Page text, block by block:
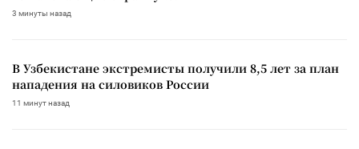
3 минуты назад
В Узбекистане экстремисты получили 8,5 лет за план
нападения на силовиков России
11 минут назад